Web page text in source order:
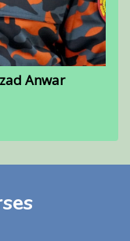
Anwar